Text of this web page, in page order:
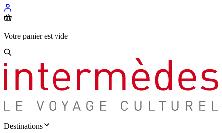
Votre panier est vide
Destinations